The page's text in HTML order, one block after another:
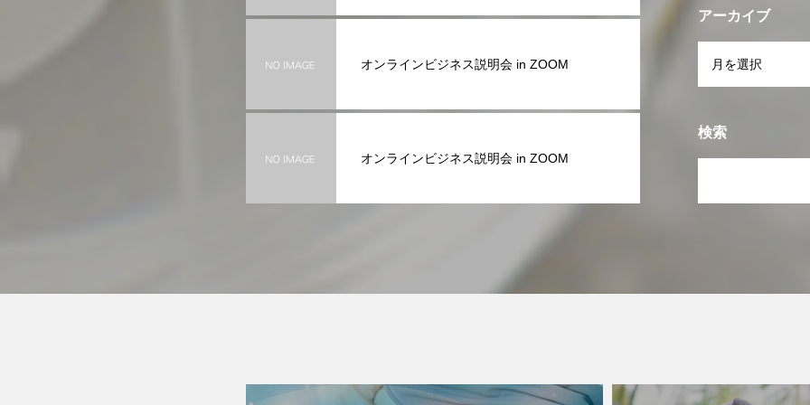
オンラインビジネス説明会 in ZOOM
オンラインビジネス説明会 in ZOOM
アーカイブ
検索